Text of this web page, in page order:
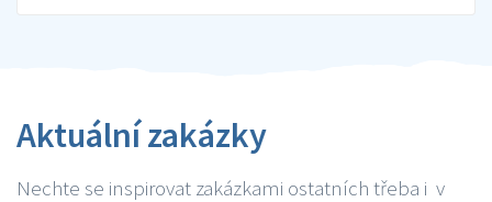
Aktuální zakázky
Nechte se inspirovat zakázkami ostatních třeba i v